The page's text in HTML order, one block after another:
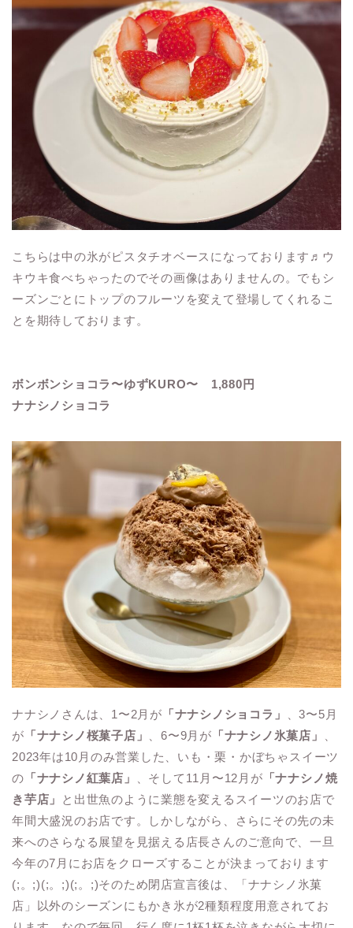
こちらは中の氷がピスタチオベースになっております♬ウ
キウキ食べちゃったのでその画像はありませんの。でもシ
ーズンごとにトップのフルーツを変えて登場してくれるこ
とを期待しております。
ボンボンショコラ〜ゆずKURO〜 1,880円
ナナシノショコラ
ナナシノさんは、1〜2月が 「ナナシノショコラ」
、3〜5月
が 「ナナシノ桜菓子店」 、6〜9月が 「ナナシノ氷菓店」
2023年は10月のみ営業した、いも・栗・かぼちゃスイーツ
の 「ナナシノ紅葉店」 、そして11月〜12月が 「ナナシノ焼
き芋店」
と出世魚のように業態を変えるスイーツのお店で
年間大盛況のお店です。しかしながら、さらにその先の未
来へのさらなる展望を見据える店長さんのご意向で、一旦
今年の7月にお店をクローズすることが決まっております
(;。;)(;。;)(;。;)そのため閉店宣言後は、「ナナシノ氷菓
店」以外のシーズンにもかき氷が2種類程度用意されてお